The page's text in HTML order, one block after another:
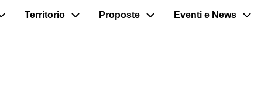
Territorio Proposte Eventi e News